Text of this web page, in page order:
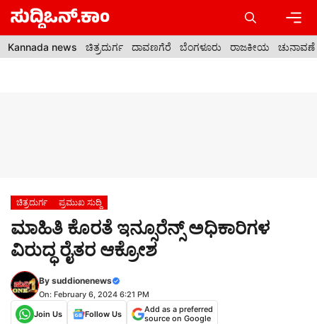
Skip
content
Kannada news ಚಿತ್ರದುರ್ಗ ದಾವಣಗೆರೆ ಬೆಂಗಳೂರು ರಾಜಕೀಯ ಚುನಾವಣೆ
ಚಿತ್ರದುರ್ಗ ಪ್ರಮುಖ ಸುದ್ದಿ
ಮಾಹಿತಿ ಕೊರತೆ ಇನ್ಸೂರೆನ್ಸ್ ಅಧಿಕಾರಿಗಳ
ವಿರುದ್ಧ ರೈತರ ಆಕ್ರೋಶ
By suddionenews
On: February 6, 2024 6:21 PM
Join Us
Follow Us
Add as a preferred
source on Google